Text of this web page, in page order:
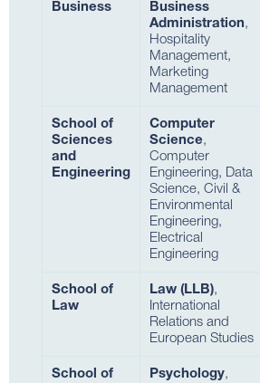
Business
Business
Administration,
Hospitality
Management,
Marketing
Management
School of
Sciences
and
Engineering
Computer
Science,
Computer
Engineering, Data
Science, Civil &
Environmental
Engineering,
Electrical
Engineering
School of
Law
Law (LLB),
International
Relations and
European Studies
School of
Psychology,